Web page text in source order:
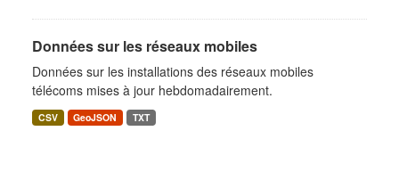
Données sur les réseaux mobiles
Données sur les installations des réseaux mobiles
télécoms mises à jour hebdomadairement.
CSV GeoJSON TXT